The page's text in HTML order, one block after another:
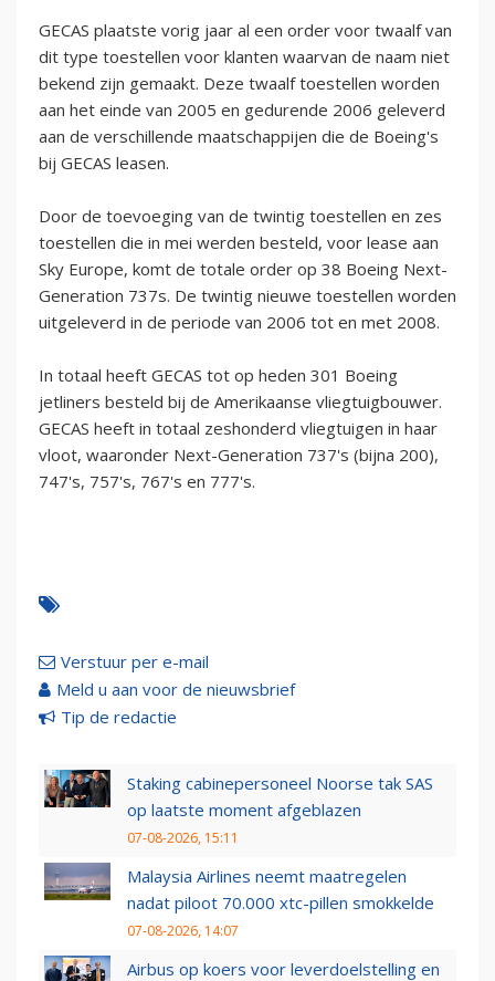
GECAS plaatste vorig jaar al een order voor twaalf van
dit type toestellen voor klanten waarvan de naam niet
bekend zijn gemaakt. Deze twaalf toestellen worden
aan het einde van 2005 en gedurende 2006 geleverd
aan de verschillende maatschappijen die de Boeing's
bij GECAS leasen.
Door de toevoeging van de twintig toestellen en zes
toestellen die in mei werden besteld, voor lease aan
Sky Europe, komt de totale order op 38 Boeing Next-
Generation 737s. De twintig nieuwe toestellen worden
uitgeleverd in de periode van 2006 tot en met 2008.
In totaal heeft GECAS tot op heden 301 Boeing
jetliners besteld bij de Amerikaanse vliegtuigbouwer.
GECAS heeft in totaal zeshonderd vliegtuigen in haar
vloot, waaronder Next-Generation 737's (bijna 200),
747's, 757's, 767's en 777's.
Verstuur per e-mail
Meld u aan voor de nieuwsbrief
Tip de redactie
Staking cabinepersoneel Noorse tak SAS
op laatste moment afgeblazen
07-08-2026, 15:11
Malaysia Airlines neemt maatregelen
nadat piloot 70.000 xtc-pillen smokkelde
07-08-2026, 14:07
Airbus op koers voor leverdoelstelling en